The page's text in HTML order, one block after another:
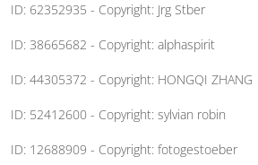
ID: 62352935 - Copyright: Jrg Stber
ID: 38665682 - Copyright: alphaspirit
ID: 44305372 - Copyright: HONGQI ZHANG
ID: 52412600 - Copyright: sylvian robin
ID: 12688909 - Copyright: fotogestoeber